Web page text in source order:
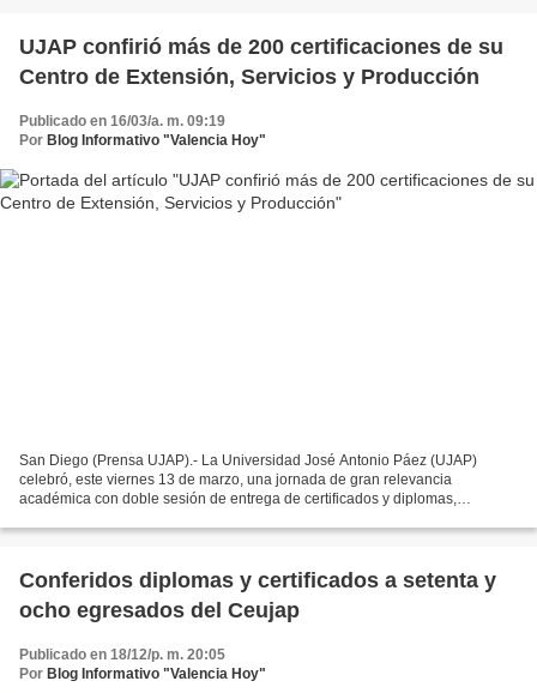
UJAP confirió más de 200 certificaciones de su
Centro de Extensión, Servicios y Producción
Publicado en 16/03/a. m. 09:19
Por Blog Informativo "Valencia Hoy"
San Diego (Prensa UJAP).- La Universidad José Antonio Páez (UJAP)
celebró, este viernes 13 de marzo, una jornada de gran relevancia
académica con doble sesión de entrega de certificados y diplomas,
Conferidos diplomas y certificados a setenta y
ocho egresados del Ceujap
Publicado en 18/12/p. m. 20:05
Por Blog Informativo "Valencia Hoy"